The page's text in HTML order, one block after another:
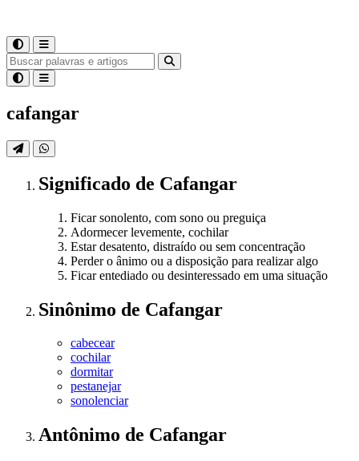
cafangar
Significado de Cafangar
Ficar sonolento, com sono ou preguiça
Adormecer levemente, cochilar
Estar desatento, distraído ou sem concentração
Perder o ânimo ou a disposição para realizar algo
Ficar entediado ou desinteressado em uma situação
Sinônimo de Cafangar
cabecear
cochilar
dormitar
pestanejar
sonolenciar
Antônimo de Cafangar